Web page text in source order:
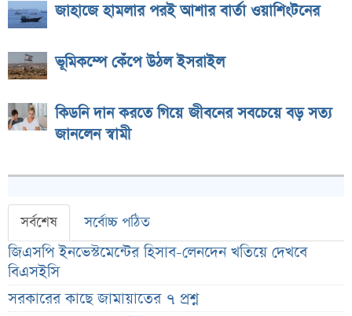
জাহাজে হামলার পরই আশার বার্তা ওয়াশিংটনের
ভূমিকম্পে কেঁপে উঠল ইসরাইল
কিডনি দান করতে গিয়ে জীবনের সবচেয়ে বড় সত্য
জানলেন স্বামী
সর্বশেষ সর্বোচ্চ পঠিত
জিএসপি ইনভেস্টমেন্টের হিসাব-লেনদেন খতিয়ে দেখবে
বিএসইসি
সরকারের কাছে জামায়াতের ৭ প্রশ্ন